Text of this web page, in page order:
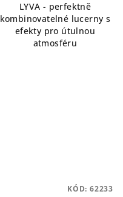
LYVA - perfektně
kombinovatelné lucerny s
efekty pro útulnou
atmosféru
KÓD: 62233